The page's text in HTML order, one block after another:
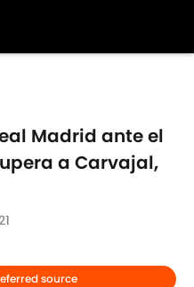
Madrid ante el
a Carvajal,
source